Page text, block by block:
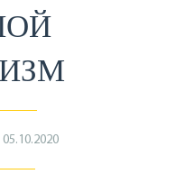
05.10.2020